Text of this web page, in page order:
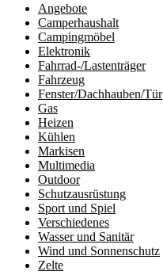
Angebote
Camperhaushalt
Campingmöbel
Elektronik
Fahrrad-/Lastenträger
Fahrzeug
Fenster/Dachhauben/Tür
Gas
Heizen
Kühlen
Markisen
Multimedia
Outdoor
Schutzausrüstung
Sport und Spiel
Verschiedenes
Wasser und Sanitär
Wind und Sonnenschutz
Zelte